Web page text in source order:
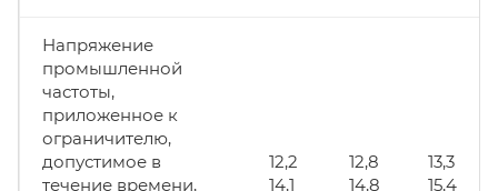
Напряжение
промышленной
частоты,
приложенное к
ограничителю,
допустимое в
течение времени,
12,2
14,1
12,8
14,8
13,3
15,4